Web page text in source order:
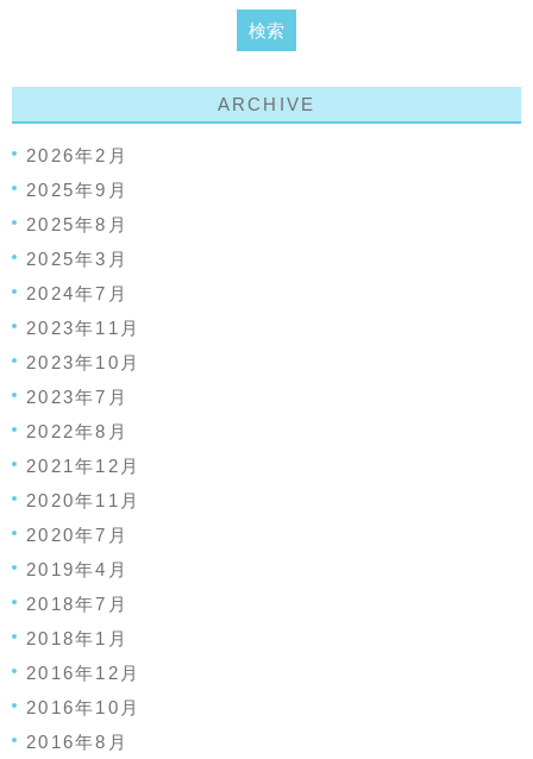
ARCHIVE
2026年2月
2025年9月
2025年8月
2025年3月
2024年7月
2023年11月
2023年10月
2023年7月
2022年8月
2021年12月
2020年11月
2020年7月
2019年4月
2018年7月
2018年1月
2016年12月
2016年10月
2016年8月